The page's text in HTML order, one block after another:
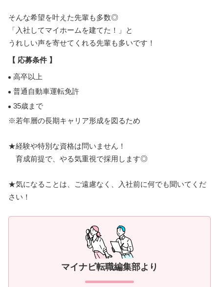
そんな希望を叶えた先輩も多数◎
「入社してマイホームを建てた！」と
うれしい声を寄せてくれる先輩も多いです！
【 応募条件 】
高卒以上
普通自動車運転免許
35歳まで
※若年層の長期キャリア形成を図るため
★経験や特別な資格は問いません！
育成前提で、やる気重視で採用します◎
★気になることは、ご遠慮なく、入社前に何でも聞いてくだ
さい！
マイナビ転職編集部より